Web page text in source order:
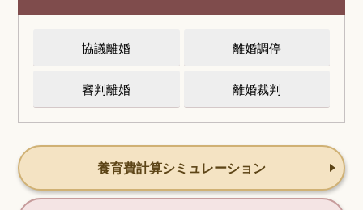
協議離婚 離婚調停
審判離婚 離婚裁判
養育費計算シミュレーション